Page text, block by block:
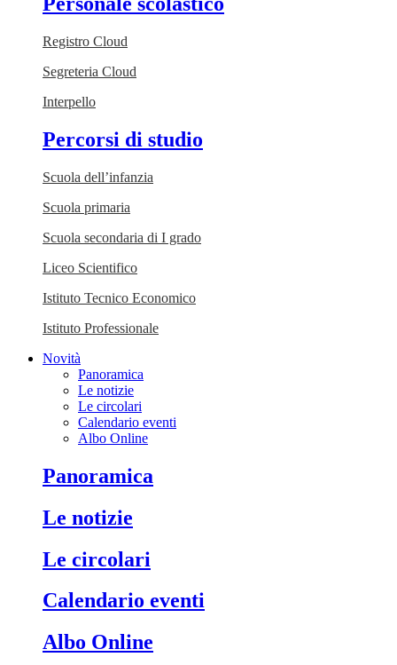
Registro Cloud
Segreteria Cloud
Interpello
Percorsi di studio
Scuola dell’infanzia
Scuola primaria
Scuola secondaria di I grado
Liceo Scientifico
Istituto Tecnico Economico
Istituto Professionale
Novità
Panoramica
Le notizie
Le circolari
Calendario eventi
Albo Online
Panoramica
Le notizie
Le circolari
Calendario eventi
Albo Online